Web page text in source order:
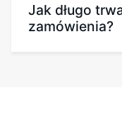
Jak długo
zamówienia?